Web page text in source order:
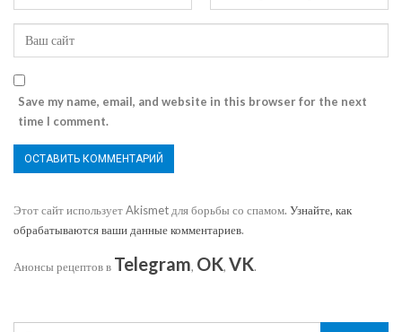
Save my name, email, and website in this browser for the next
time I comment.
Этот сайт использует Akismet для борьбы со спамом. Узнайте, как
обрабатываются ваши данные комментариев.
Анонсы рецептов в Telegram, OK, VK.